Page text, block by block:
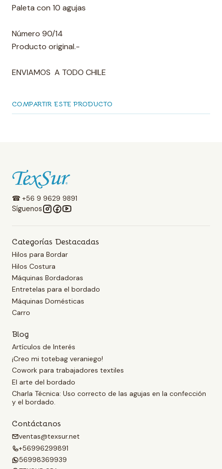
Paleta con 10 agujas
Número 90/14
Producto original.-
ENVIAMOS A TODO CHILE
COMPARTIR ESTE PRODUCTO
☎ +56 9 9629 9891
Síguenos
Categorías Destacadas
Hilos para Bordar
Hilos Costura
Máquinas Bordadoras
Entretelas para el bordado
Máquinas Domésticas
Carro
Blog
Artículos de Interés
¡Creo mi totebag veraniego!
Cowork para trabajadores textiles
El arte del bordado
Charla Técnica: Uso correcto de las agujas en la confección
y el bordado.
Contáctanos
ventas@texsur.net
+56996299891
56998369939